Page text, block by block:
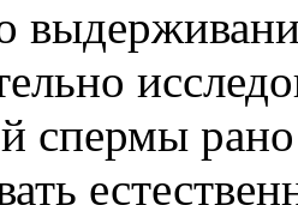
спермы